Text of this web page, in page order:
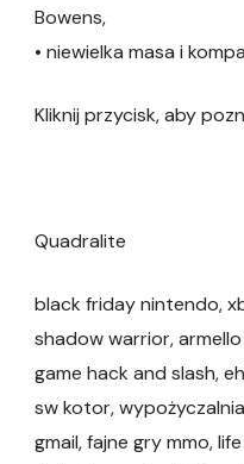
Bowens,
• niewielka masa i
Kliknij przycisk, aby
Quadralite
black friday nintendo,
shadow warrior,
game hack and slash,
sw kotor,
gmail, fajne gry mmo,